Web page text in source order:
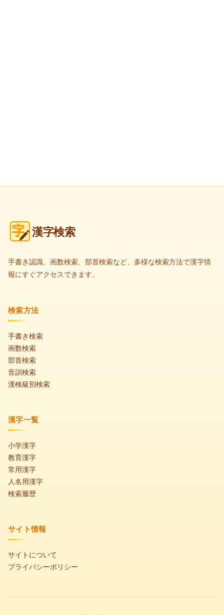
漢字検索
手書き認識、画数検索、部首検索など、多様な検索方法で漢字情
報にすぐアクセスできます。
検索方法
手書き検索
画数検索
部首検索
音訓検索
漢検級別検索
漢字一覧
小学漢字
教育漢字
常用漢字
人名用漢字
検索履歴
サイト情報
サイトについて
プライバシーポリシー